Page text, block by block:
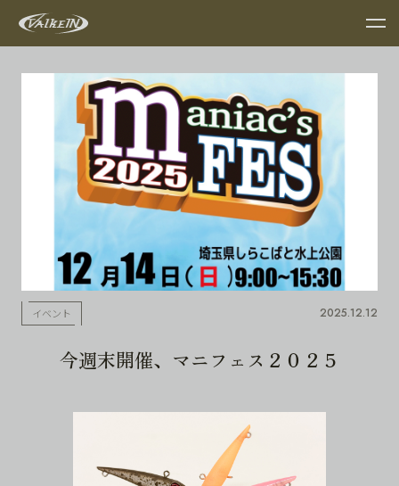
イベント 2025.12.12
今週末開催、マニフェス２０２５